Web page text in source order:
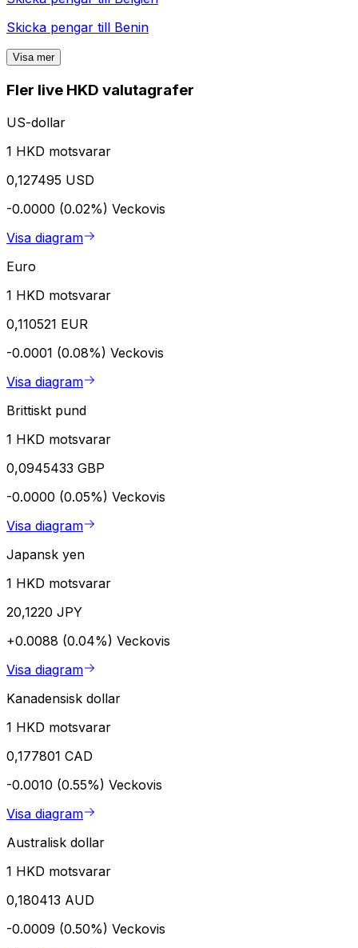
Skicka pengar till Benin
Visa mer
Fler live HKD valutagrafer
US-dollar
1 HKD motsvarar
0,127495 USD
-0.0000 (0.02%) Veckovis
Visa diagram
Euro
1 HKD motsvarar
0,110521 EUR
-0.0001 (0.08%) Veckovis
Visa diagram
Brittiskt pund
1 HKD motsvarar
0,0945433 GBP
-0.0000 (0.05%) Veckovis
Visa diagram
Japansk yen
1 HKD motsvarar
20,1220 JPY
+0.0088 (0.04%) Veckovis
Visa diagram
Kanadensisk dollar
1 HKD motsvarar
0,177801 CAD
-0.0010 (0.55%) Veckovis
Visa diagram
Australisk dollar
1 HKD motsvarar
0,180413 AUD
-0.0009 (0.50%) Veckovis